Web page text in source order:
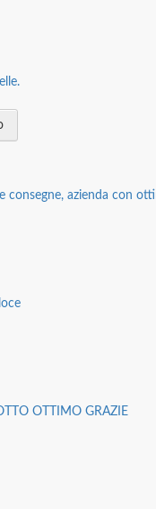
consegne, azienda con
OTTIMO GRAZIE